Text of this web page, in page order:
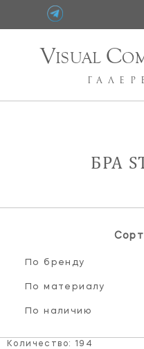
VISUAL C
БРА
По бренду
По материалу
По наличию
Количество: 194